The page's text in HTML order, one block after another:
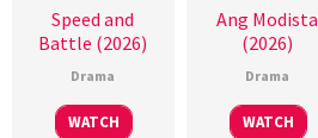
Speed and
Battle (2026)
Drama
WATCH
Ang Modista
(2026)
Drama
WATCH